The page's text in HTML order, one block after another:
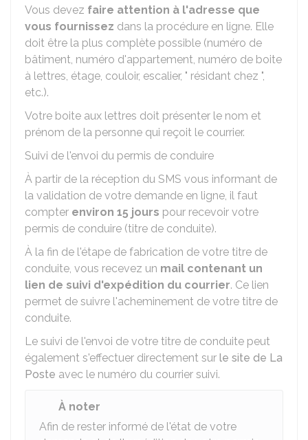
Vous devez faire attention à l'adresse que
vous fournissez dans la procédure en ligne. Elle
doit être la plus complète possible (numéro de
bâtiment, numéro d'appartement, numéro de boite
à lettres, étage, couloir, escalier, " résidant chez ",
etc.).
Votre boite aux lettres doit présenter le nom et
prénom de la personne qui reçoit le courrier.
Suivi de l'envoi du permis de conduire
À partir de la réception du SMS vous informant de
la validation de votre demande en ligne, il faut
compter environ 15 jours pour recevoir votre
permis de conduire (titre de conduite).
À la fin de l'étape de fabrication de votre titre de
conduite, vous recevez un mail contenant un
lien de suivi d'expédition du courrier. Ce lien
permet de suivre l'acheminement de votre titre de
conduite.
Le suivi de l'envoi de votre titre de conduite peut
également s'effectuer directement sur le site de La
Poste avec le numéro du courrier suivi.
À noter
Afin de rester informé de l'état de votre